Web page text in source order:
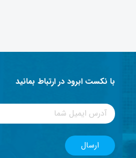
با نکست ابرود در ارتباط بمانید